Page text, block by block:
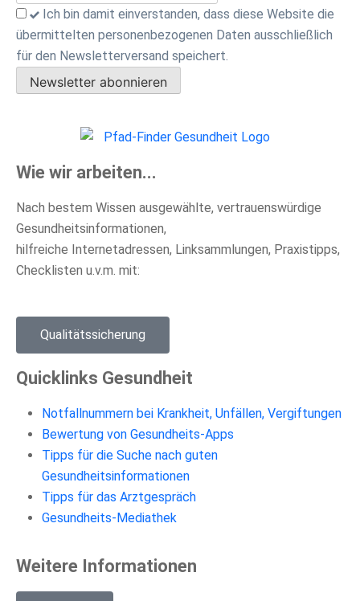
Ich bin damit einverstanden, dass diese Website die
übermittelten personenbezogenen Daten ausschließlich
für den Newsletterversand speichert.
Newsletter abonnieren
Wie wir arbeiten...
Nach bestem Wissen ausgewählte, vertrauenswürdige
Gesundheitsinformationen,
hilfreiche Internetadressen, Linksammlungen, Praxistipps,
Checklisten u.v.m. mit:
Qualitätssicherung
Quicklinks Gesundheit
Notfallnummern bei Krankheit, Unfällen, Vergiftungen
Bewertung von Gesundheits-Apps
Tipps für die Suche nach guten
Gesundheitsinformationen
Tipps für das Arztgespräch
Gesundheits-Mediathek
Weitere Informationen